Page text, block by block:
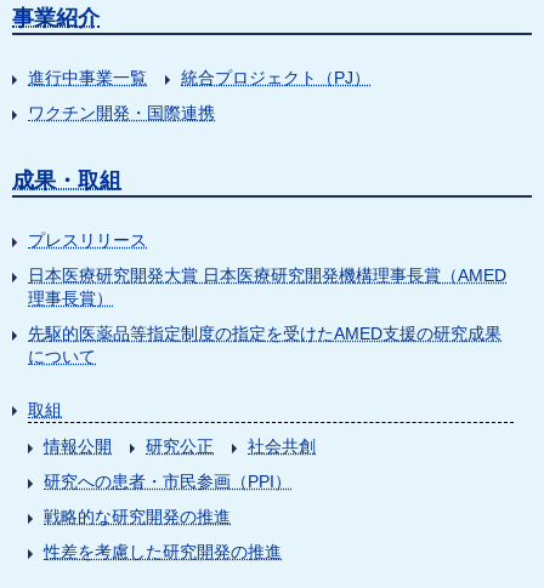
事業紹介
進行中事業一覧
統合プロジェクト（PJ）
ワクチン開発・国際連携
成果・取組
プレスリリース
日本医療研究開発大賞 日本医療研究開発機構理事長賞（AMED
理事長賞）
先駆的医薬品等指定制度の指定を受けたAMED支援の研究成果
について
取組
情報公開
研究公正
社会共創
研究への患者・市民参画（PPI）
戦略的な研究開発の推進
性差を考慮した研究開発の推進